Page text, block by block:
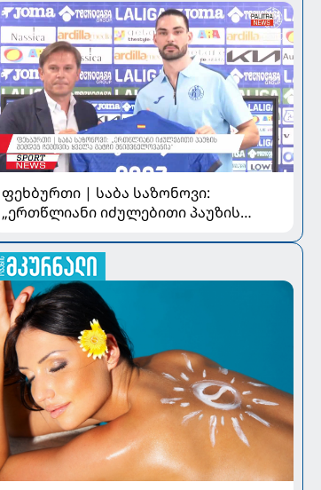
ფეხბურთი | საბა საზონოვი:
„ერთწლიანი იძულებითი პაუზის
მნიშვნელოვანია“